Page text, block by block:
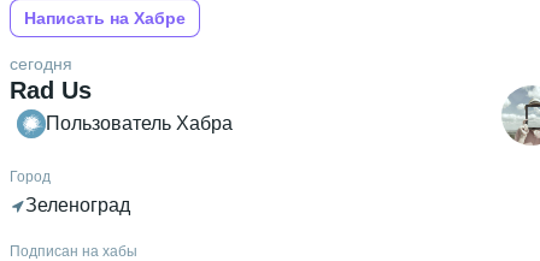
Написать на Хабре
Rad Us
сегодня
Пользователь Хабра
Город
Зеленоград
Подписан на хабы